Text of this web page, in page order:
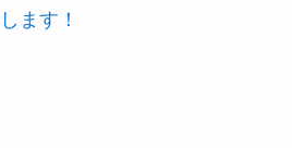
ます！